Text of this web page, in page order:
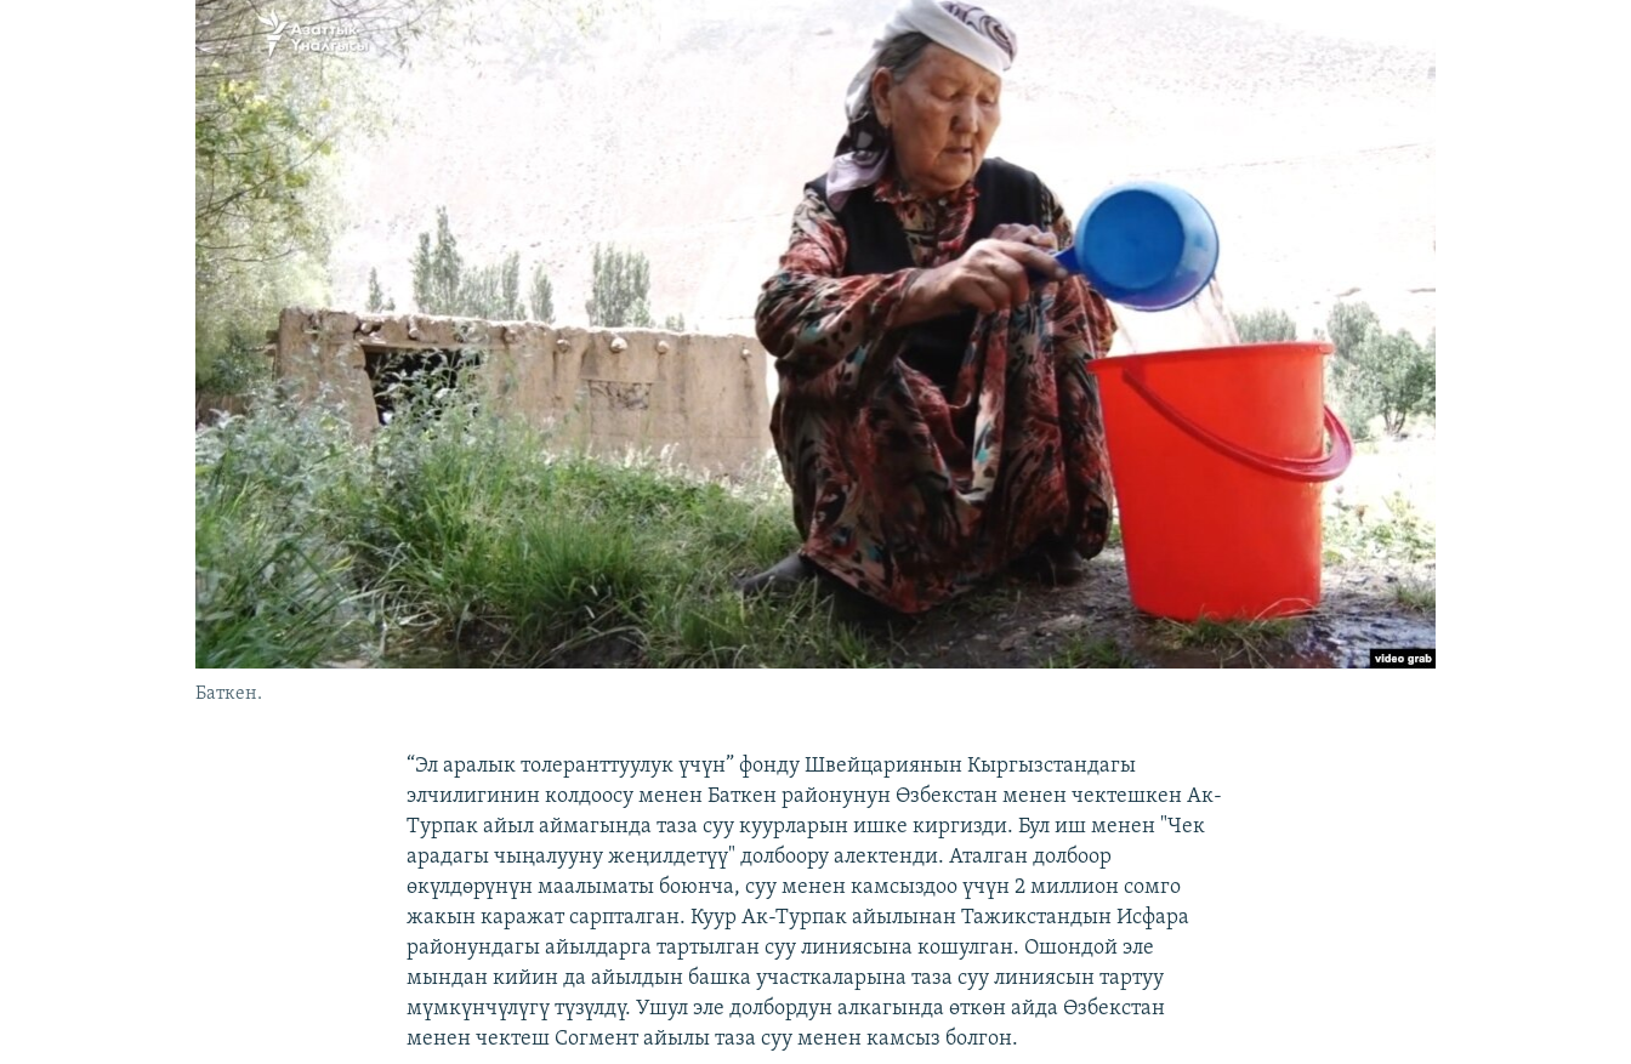
ЫҢГАЙСЫЗ СУРООЛОР
Баткен.
“Эл аралык толеранттуулук үчүн” фонду Швейцариянын Кыргызстандагы
элчилигинин колдоосу менен Баткен районунун Өзбекстан менен чектешкен Ак-
Турпак айыл аймагында таза суу куурларын ишке киргизди. Бул иш менен "Чек
арадагы чыңалууну жеңилдетүү" долбоору алектенди. Аталган долбоор
өкүлдөрүнүн маалыматы боюнча, суу менен камсыздоо үчүн 2 миллион сомго
жакын каражат сарпталган. Куур Ак-Турпак айылынан Тажикстандын Исфара
районундагы айылдарга тартылган суу линиясына кошулган. Ошондой эле
мындан кийин да айылдын башка участкаларына таза суу линиясын тартуу
мүмкүнчүлүгү түзүлдү. Ушул эле долбордун алкагында өткөн айда Өзбекстан
менен чектеш Согмент айылы таза суу менен камсыз болгон.